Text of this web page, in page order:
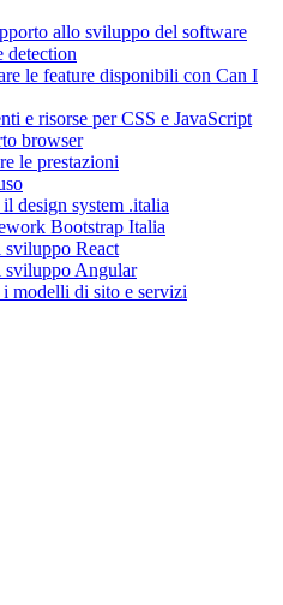
allo sviluppo del software
detection
le feature disponibili con Can I
e risorse per CSS e JavaScript
browser
le prestazioni
design system .italia
Bootstrap Italia
React
Angular
modelli di sito e servizi